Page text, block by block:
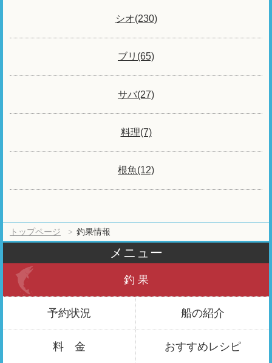
シオ(230)
ブリ(65)
サバ(27)
料理(7)
根魚(12)
トップページ 釣果情報
メニュー
釣 果
予約状況 船の紹介
料 金 おすすめレシピ